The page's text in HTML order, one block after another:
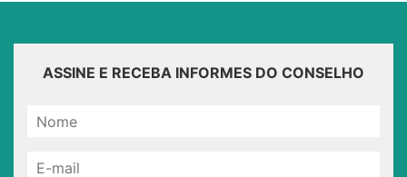
ASSINE E RECEBA INFORMES DO CONSELHO